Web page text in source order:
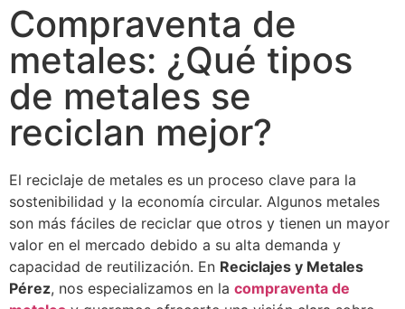
Compraventa de
metales: ¿Qué tipos
de metales se
reciclan mejor?
El reciclaje de metales es un proceso clave para la
sostenibilidad y la economía circular. Algunos metales
son más fáciles de reciclar que otros y tienen un mayor
valor en el mercado debido a su alta demanda y
capacidad de reutilización. En Reciclajes y Metales
Pérez, nos especializamos en la compraventa de